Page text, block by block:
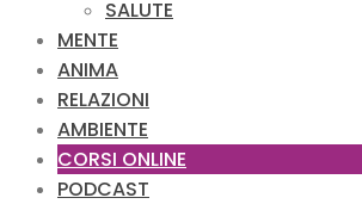
SALUTE
MENTE
ANIMA
RELAZIONI
AMBIENTE
CORSI ONLINE
PODCAST